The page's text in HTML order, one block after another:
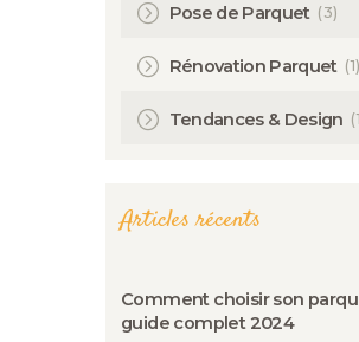
Pose de Parquet (3)
Rénovation Parquet (1)
Tendances & Design
Articles récents
Comment choisir son
guide complet 2024